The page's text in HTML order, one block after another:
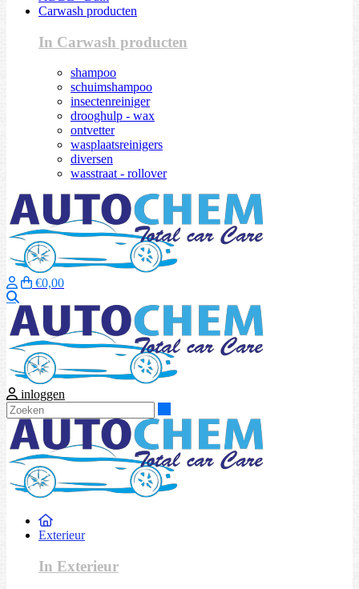
Carwash producten
In Carwash producten
shampoo
schuimshampoo
insectenreiniger
drooghulp - wax
ontvetter
wasplaatsreinigers
diversen
wasstraat - rollover
€0,00
inloggen
Exterieur
In Exterieur